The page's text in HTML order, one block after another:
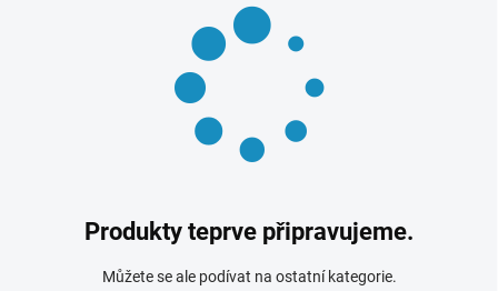
Produkty teprve připravujeme.
Můžete se ale podívat na ostatní kategorie.